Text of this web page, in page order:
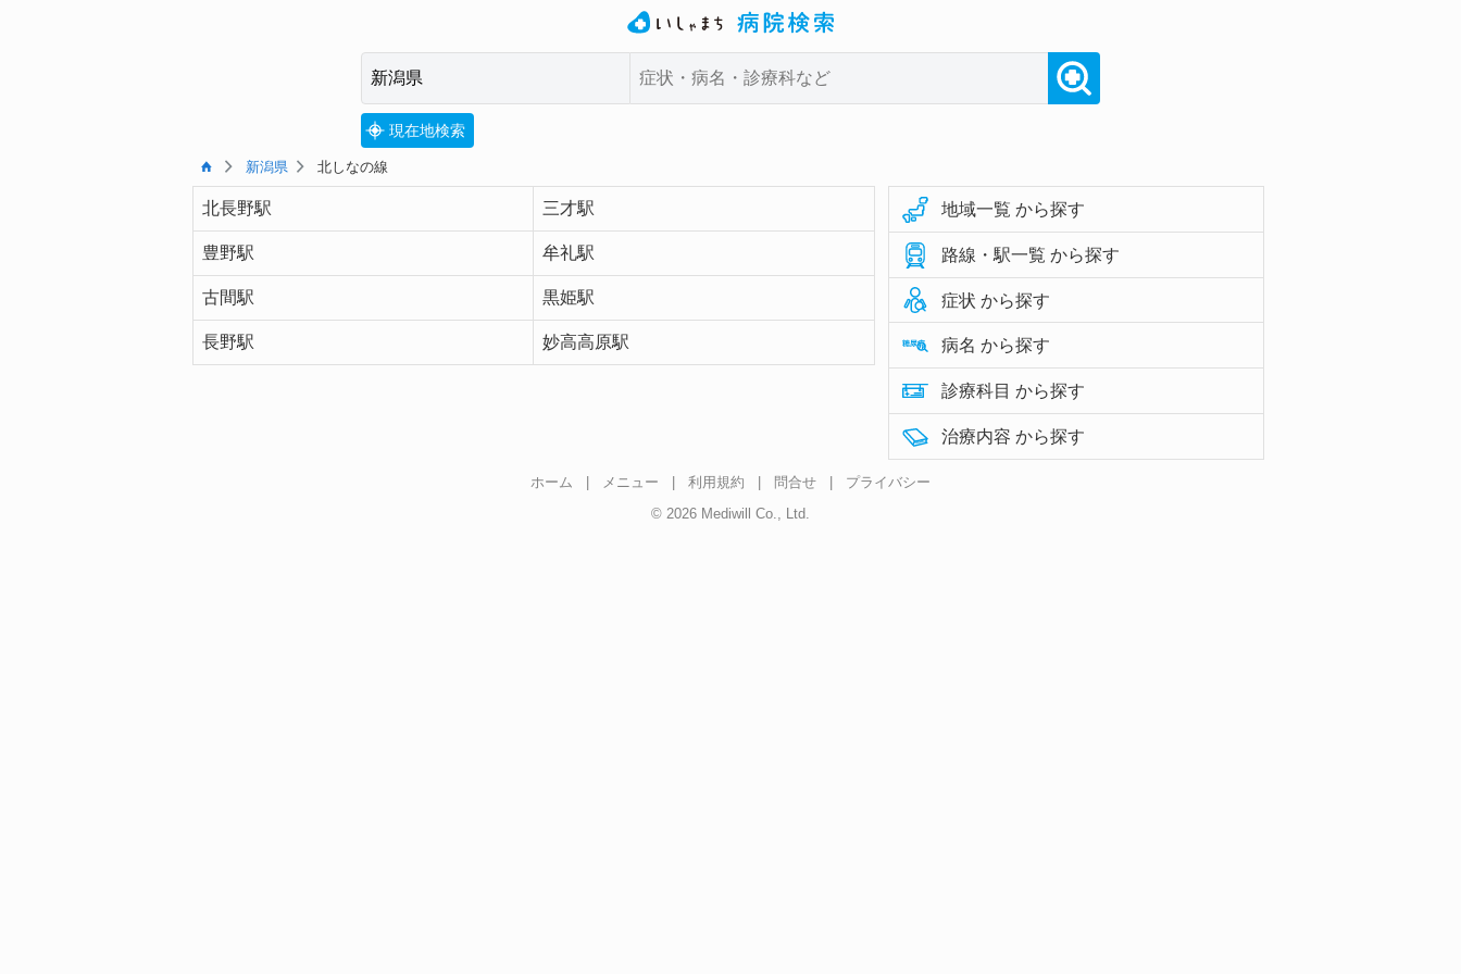
現在地検索
新潟県 北しなの線
北長野駅 三才駅
豊野駅 牟礼駅
古間駅 黒姫駅
長野駅 妙高高原駅
地域一覧 から探す
路線・駅一覧 から探す
症状 から探す
病名 から探す
診療科目 から探す
治療内容 から探す
ホーム | メニュー | 利用規約 | 問合せ |
プライバシー
© 2026 Mediwill Co., Ltd.